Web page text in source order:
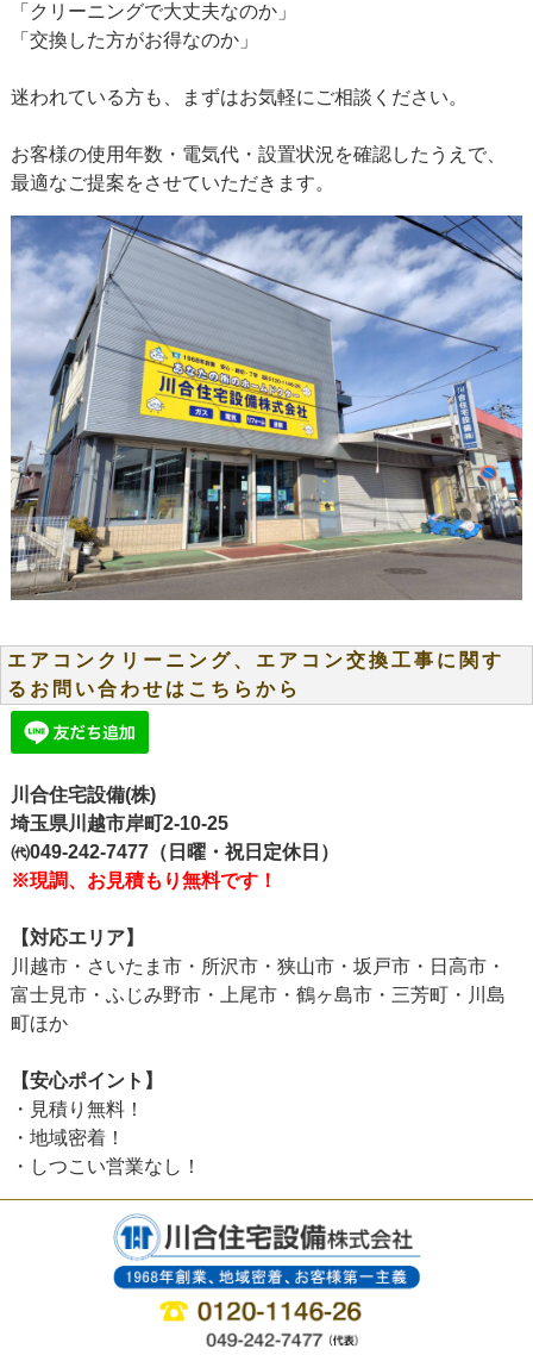
「クリーニングで大丈夫なのか」
「交換した方がお得なのか」
迷われている方も、まずはお気軽にご相談ください。
お客様の使用年数・電気代・設置状況を確認したうえで、
最適なご提案をさせていただきます。
エアコンクリーニング、エアコン交換工事に関す
るお問い合わせはこちらから
川合住宅設備(株)
埼玉県川越市岸町2-10-25
㈹049-242-7477（日曜・祝日定休日）
※現調、お見積もり無料です！
【対応エリア】
川越市・さいたま市・所沢市・狭山市・坂戸市・日高市・
富士見市・ふじみ野市・上尾市・鶴ヶ島市・三芳町・川島
町ほか
【安心ポイント】
・見積り無料！
・地域密着！
・しつこい営業なし！